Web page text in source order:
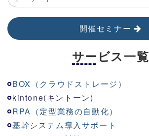
開催セミナー
サービス一覧
BOX（クラウドストレージ）
kintone(キントーン)
RPA（定型業務の自動化）
基幹システム導入サポート